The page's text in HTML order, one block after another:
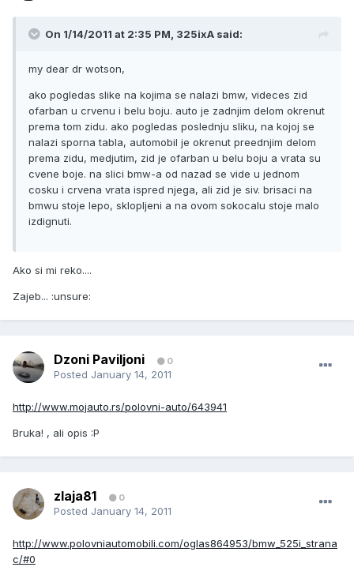
On 1/14/2011 at 2:35 PM, 325ixA said:
my dear dr wotson,
ako pogledas slike na kojima se nalazi bmw, videces zid
ofarban u crvenu i belu boju. auto je zadnjim delom okrenut
prema tom zidu. ako pogledas poslednju sliku, na kojoj se
nalazi sporna tabla, automobil je okrenut preednjim delom
prema zidu, medjutim, zid je ofarban u belu boju a vrata su
cvene boje. na slici bmw-a od nazad se vide u jednom
cosku i crvena vrata ispred njega, ali zid je siv. brisaci na
bmwu stoje lepo, sklopljeni a na ovom sokocalu stoje malo
izdignuti.
Ako si mi reko....
Zajeb... :unsure:
Dzoni Paviljoni 0
Posted January 14, 2011
http://www.mojauto.rs/polovni-auto/643941
Bruka! , ali opis :P
zlaja81 0
Posted January 14, 2011
http://www.polovniautomobili.com/oglas864953/bmw_525i_strana
c/#0